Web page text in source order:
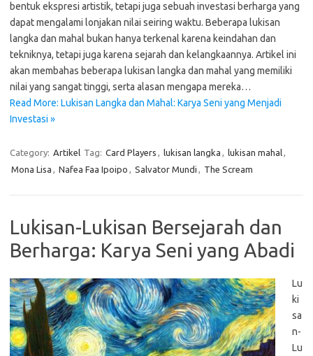
bentuk ekspresi artistik, tetapi juga sebuah investasi berharga yang
dapat mengalami lonjakan nilai seiring waktu. Beberapa lukisan
langka dan mahal bukan hanya terkenal karena keindahan dan
tekniknya, tetapi juga karena sejarah dan kelangkaannya. Artikel ini
akan membahas beberapa lukisan langka dan mahal yang memiliki
nilai yang sangat tinggi, serta alasan mengapa mereka…
Read More: Lukisan Langka dan Mahal: Karya Seni yang Menjadi
Investasi »
Category: Artikel Tag: Card Players , lukisan langka , lukisan mahal,
Mona Lisa , Nafea Faa Ipoipo , Salvator Mundi , The Scream
Lukisan-Lukisan Bersejarah dan
Berharga: Karya Seni yang Abadi
Lu
ki
sa
n-
Lu